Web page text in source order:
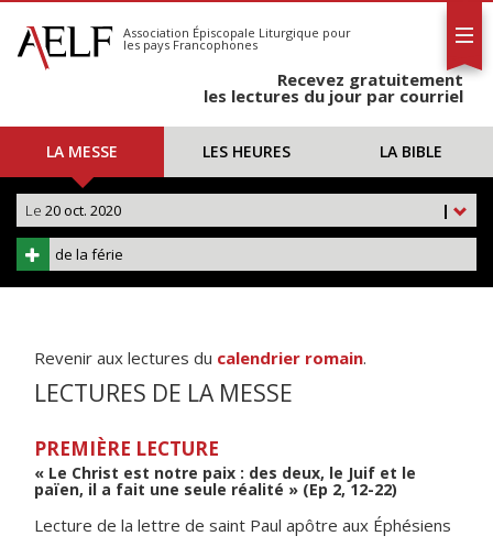
S'abonner
Calendrier
Association Épiscopale Liturgique pour
les pays Francophones
Recevez gratuitement
les lectures du jour par courriel
LA MESSE LES HEURES LA BIBLE
|
Le 20 oct. 2020
de la férie
Revenir aux lectures du calendrier romain.
LECTURES DE LA MESSE
PREMIÈRE LECTURE
« Le Christ est notre paix : des deux, le Juif et le
païen, il a fait une seule réalité » (Ep 2, 12-22)
Lecture de la lettre de saint Paul apôtre aux Éphésiens